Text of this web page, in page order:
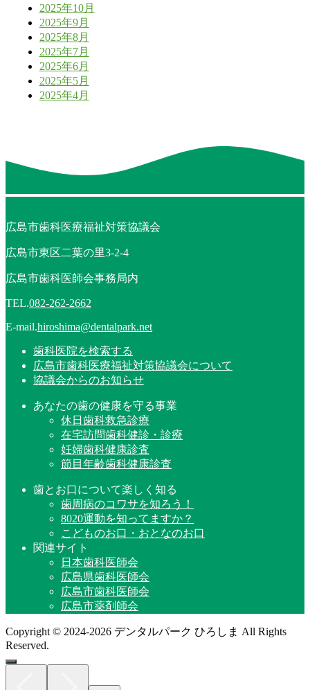
2025年10月
2025年9月
2025年8月
2025年7月
2025年6月
2025年5月
2025年4月
広島市歯科医療福祉対策協議会
広島市東区二葉の里3-2-4
広島市歯科医師会事務局内
TEL.082-262-2662
E-mail.hiroshima@dentalpark.net
歯科医院を検索する
広島市歯科医療福祉対策協議会について
協議会からのお知らせ
あなたの歯の健康を守る事業
休日歯科救急診療
在宅訪問歯科健診・診療
妊婦歯科健康診査
節目年齢歯科健康診査
歯とお口について楽しく知る
歯周病のコワサを知ろう！
8020運動を知ってますか？
こどものお口・おとなのお口
関連サイト
日本歯科医師会
広島県歯科医師会
広島市歯科医師会
広島市薬剤師会
Copyright © 2024-2026 デンタルパーク ひろしま All Rights
Reserved.